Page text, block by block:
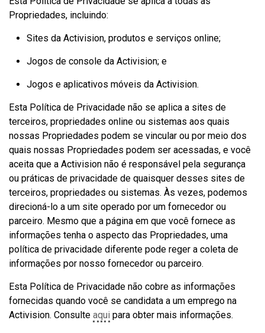
Propriedades, incluindo:
Sites da Activision, produtos e serviços online;
Jogos de console da Activision; e
Jogos e aplicativos móveis da Activision.
Esta Política de Privacidade não se aplica a sites de
terceiros, propriedades online ou sistemas aos quais
nossas Propriedades podem se vincular ou por meio dos
quais nossas Propriedades podem ser acessadas, e você
aceita que a Activision não é responsável pela segurança
ou práticas de privacidade de quaisquer desses sites de
terceiros, propriedades ou sistemas. Às vezes, podemos
direcioná-lo a um site operado por um fornecedor ou
parceiro. Mesmo que a página em que você fornece as
informações tenha o aspecto das Propriedades, uma
política de privacidade diferente pode reger a coleta de
informações por nosso fornecedor ou parceiro.
Esta Política de Privacidade não cobre as informações
fornecidas quando você se candidata a um emprego na
Activision. Consulte aqui para obter mais informações.